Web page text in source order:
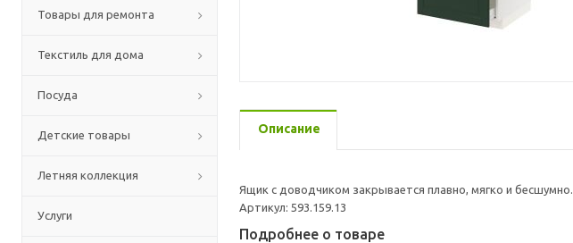
Товары для ремонта
Текстиль для дома
Посуда
Детские товары
Летняя коллекция
Услуги
Описание
Ящик с доводчиком закрывается плавно, мягко и бесшумно.
Артикул: 593.159.13
Подробнее о товаре